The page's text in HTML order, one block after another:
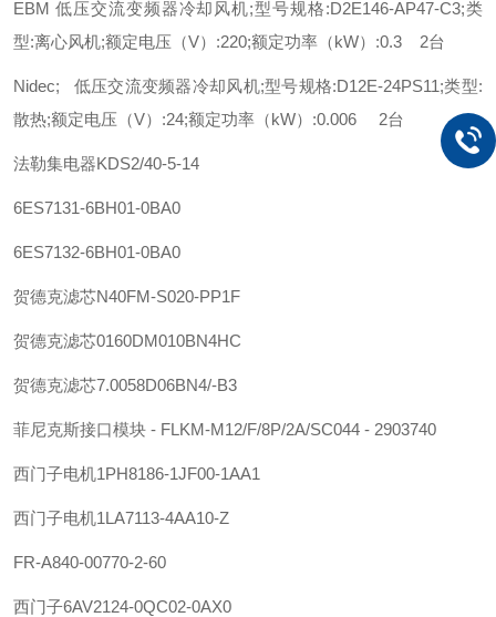
EBM 低压交流变频器冷却风机;型号规格:D2E146-AP47-C3;类
型:离心风机;额定电压（V）:220;额定功率（kW）:0.3 2台
Nidec; 低压交流变频器冷却风机;型号规格:D12E-24PS11;类型:
散热;额定电压（V）:24;额定功率（kW）:0.006 2台
法勒集电器KDS2/40-5-14
6ES7131-6BH01-0BA0
6ES7132-6BH01-0BA0
贺德克滤芯N40FM-S020-PP1F
贺德克滤芯0160DM010BN4HC
贺德克滤芯7.0058D06BN4/-B3
菲尼克斯接口模块 - FLKM-M12/F/8P/2A/SC044 - 2903740
西门子电机1PH8186-1JF00-1AA1
西门子电机1LA7113-4AA10-Z
FR-A840-00770-2-60
西门子6AV2124-0QC02-0AX0